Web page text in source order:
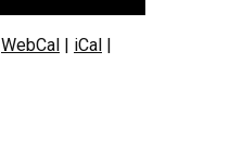
WebCal | iCal |